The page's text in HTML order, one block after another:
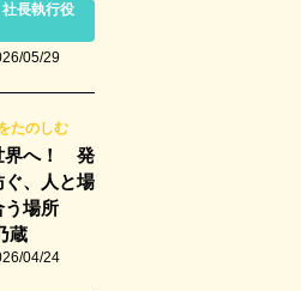
長執行役
05/29
たのしむ
界へ！ 発
、人と場
う場所
蔵
04/24